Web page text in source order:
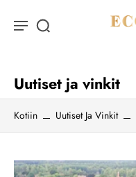
Uutiset ja vinkit
Kotiin Uutiset Ja Vinkit